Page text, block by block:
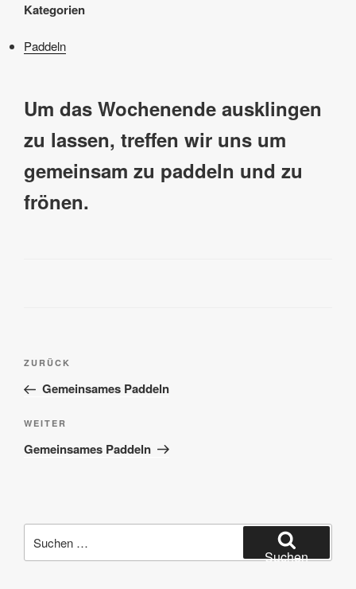
Kategorien
Paddeln
Um das Wochenende ausklingen
zu lassen, treffen wir uns um
gemeinsam zu paddeln und zu
frönen.
Beitragsnavigation
Vorheriger
Beitrag
ZURÜCK
Gemeinsames Paddeln
Nächster
Beitrag
WEITER
Gemeinsames Paddeln
nach:
Suchen